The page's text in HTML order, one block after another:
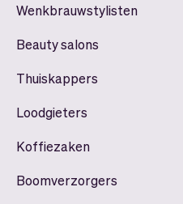
Wenkbrauwstylisten
Beauty salons
Thuiskappers
Loodgieters
Koffiezaken
Boomverzorgers